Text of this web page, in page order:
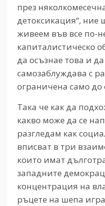
през
детоксикация“,
живеем във все по-
капиталистическо
да осъзнае това и
самозаблуждава с
ограничена само
Така че как да
какво може да се
разгледам как
вписват в три
които имат
западните
концентрация на
ръцете на шепа